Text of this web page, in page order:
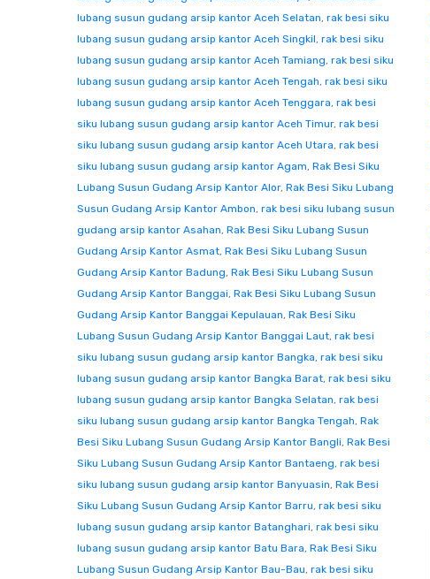
lubang susun gudang arsip kantor Aceh Selatan, rak besi siku
lubang susun gudang arsip kantor Aceh Singkil, rak besi siku
lubang susun gudang arsip kantor Aceh Tamiang, rak besi siku
lubang susun gudang arsip kantor Aceh Tengah, rak besi siku
lubang susun gudang arsip kantor Aceh Tenggara, rak besi
siku lubang susun gudang arsip kantor Aceh Timur, rak besi
siku lubang susun gudang arsip kantor Aceh Utara, rak besi
siku lubang susun gudang arsip kantor Agam, Rak Besi Siku
Lubang Susun Gudang Arsip Kantor Alor, Rak Besi Siku Lubang
Susun Gudang Arsip Kantor Ambon, rak besi siku lubang susun
gudang arsip kantor Asahan, Rak Besi Siku Lubang Susun
Gudang Arsip Kantor Asmat, Rak Besi Siku Lubang Susun
Gudang Arsip Kantor Badung, Rak Besi Siku Lubang Susun
Gudang Arsip Kantor Banggai, Rak Besi Siku Lubang Susun
Gudang Arsip Kantor Banggai Kepulauan, Rak Besi Siku
Lubang Susun Gudang Arsip Kantor Banggai Laut, rak besi
siku lubang susun gudang arsip kantor Bangka, rak besi siku
lubang susun gudang arsip kantor Bangka Barat, rak besi siku
lubang susun gudang arsip kantor Bangka Selatan, rak besi
siku lubang susun gudang arsip kantor Bangka Tengah, Rak
Besi Siku Lubang Susun Gudang Arsip Kantor Bangli, Rak Besi
Siku Lubang Susun Gudang Arsip Kantor Bantaeng, rak besi
siku lubang susun gudang arsip kantor Banyuasin, Rak Besi
Siku Lubang Susun Gudang Arsip Kantor Barru, rak besi siku
lubang susun gudang arsip kantor Batanghari, rak besi siku
lubang susun gudang arsip kantor Batu Bara, Rak Besi Siku
Lubang Susun Gudang Arsip Kantor Bau-Bau, rak besi siku